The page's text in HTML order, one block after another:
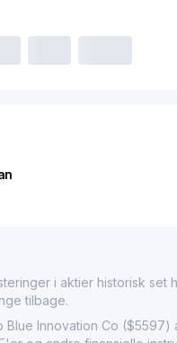
i aktier historisk
tilbage.
Blue Innovation Co